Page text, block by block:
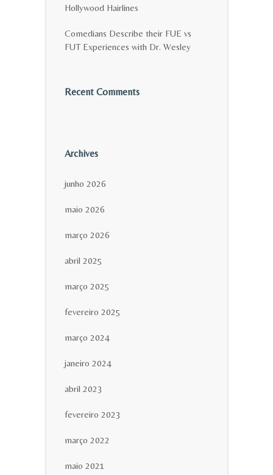
Hollywood Hairlines
Comedians Describe their FUE vs
FUT Experiences with Dr. Wesley
Recent Comments
Archives
junho 2026
maio 2026
março 2026
abril 2025
março 2025
fevereiro 2025
março 2024
janeiro 2024
abril 2023
fevereiro 2023
março 2022
maio 2021